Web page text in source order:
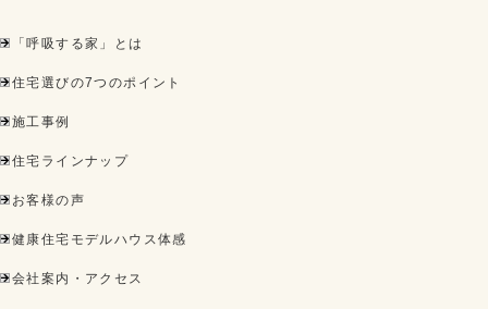
「呼吸する家」とは
住宅選びの7つのポイント
施工事例
住宅ラインナップ
お客様の声
健康住宅モデルハウス体感
会社案内・アクセス